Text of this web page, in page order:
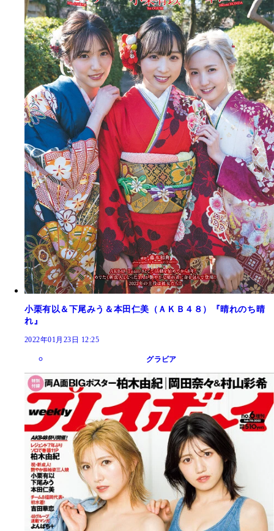
小栗有以＆下尾みう＆本田仁美（ＡＫＢ４８）『晴れのち晴
れ』
2022年01月23日 12:25
グラビア